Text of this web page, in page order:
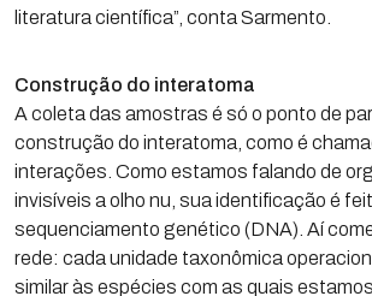
literatura científica”, conta Sarmento.
Construção do interatoma
A coleta das amostras é só o ponto de
construção do interatoma, como é
interações. Como estamos falando de
invisíveis a olho nu, sua identificação é
sequenciamento genético (DNA). Aí
rede: cada unidade taxonômica
similar às espécies com as quais